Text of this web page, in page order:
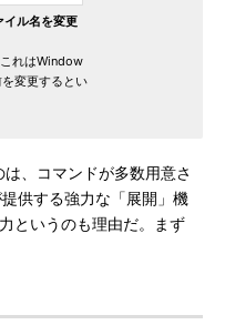
イル名を変更
れはWindow
変更するとい
、コマンドが多数用意さ
供する強力な「展開」機
というのも理由だ。まず